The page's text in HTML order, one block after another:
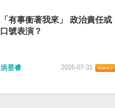
「有事衝著我來」 政治責任或
口號表演？
洪昱睿 2026-07-31